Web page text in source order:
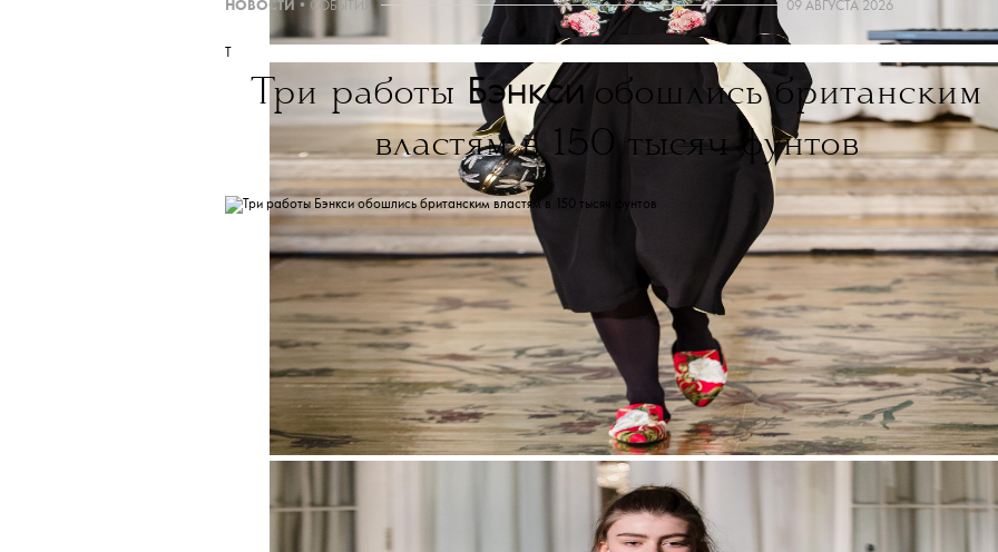
НОВОСТИ • СОБЫТИЯ 09 АВГУСТА 2026
Три работы Бэнкси обошлись британским
властям в 150 тысяч фунтов